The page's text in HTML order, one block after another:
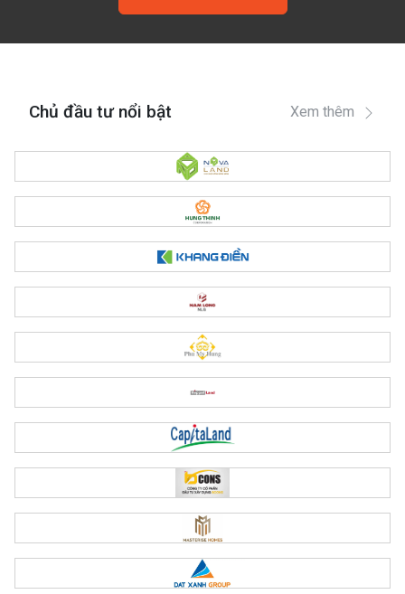
Chủ đầu tư nổi bật Xem thêm